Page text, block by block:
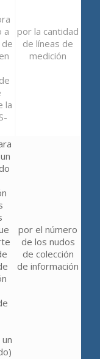
a
la
por la cantidad
de líneas de
medición
por el número
de los nudos
de colección
de información